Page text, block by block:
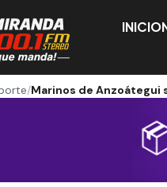
INICIO
/Marinos de Anzoátegui